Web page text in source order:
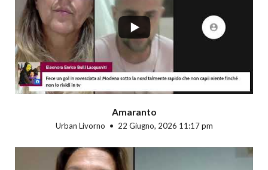
Amaranto
Urban Livorno 22 Giugno, 2026 11:17 pm